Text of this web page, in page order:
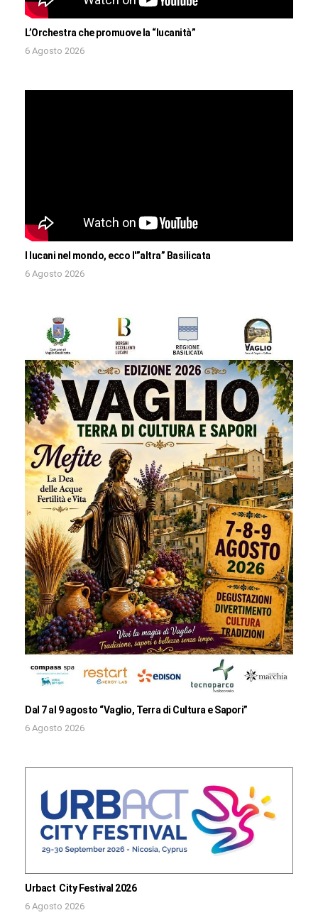
L’Orchestra che promuove la “lucanità”
6 Agosto 2026
I lucani nel mondo, ecco l'”altra” Basilicata
6 Agosto 2026
Dal 7 al 9 agosto “Vaglio, Terra di Cultura e Sapori”
6 Agosto 2026
Urbact City Festival 2026
6 Agosto 2026